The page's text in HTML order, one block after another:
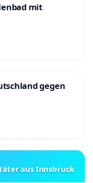
mit
gegen
aus Innsbruck